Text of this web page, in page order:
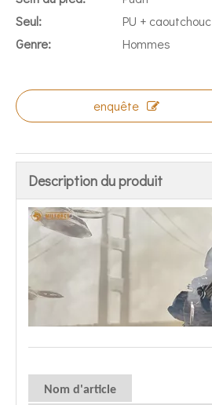
Seul:
PU + caoutchouc
Genre:
Hommes
enquête
Description du produit
Nom d'article